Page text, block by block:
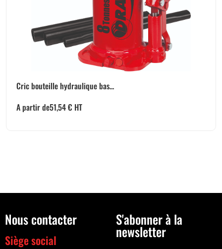
Cric bouteille hydraulique bas...
A partir de51,54€ HT
Nous contacter
Siège social
S'abonner à la
newsletter